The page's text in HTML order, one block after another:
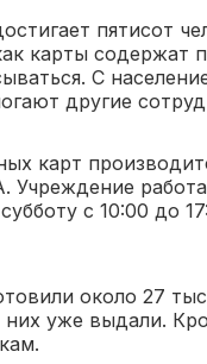
пятисот
карты содержат
С
другие
карт
Учреждение
с 10:00 до
около 27
уже выдали.